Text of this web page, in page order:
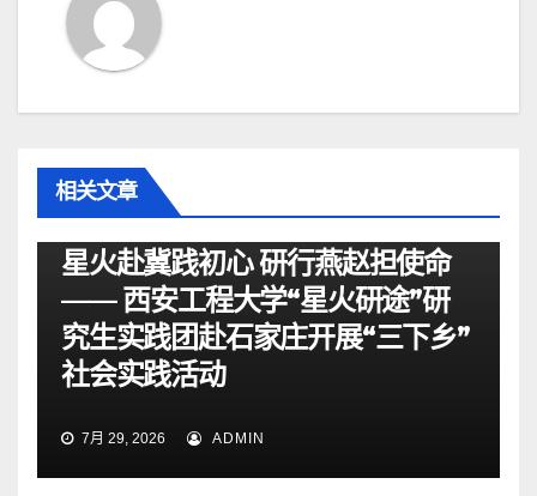
相关文章
星火赴冀践初心 研行燕赵担使命
—— 西安工程大学“星火研途”研
究生实践团赴石家庄开展“三下乡”
社会实践活动
7月 29, 2026 ADMIN